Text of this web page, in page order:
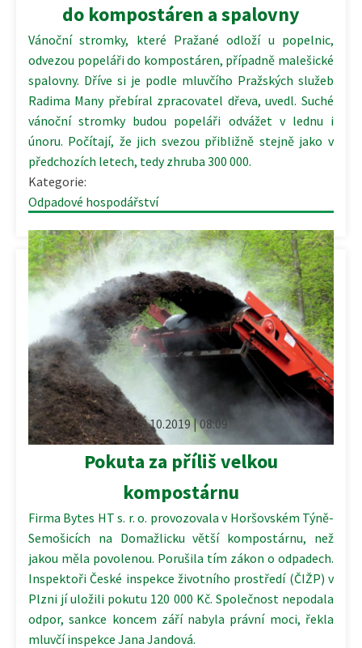
do kompostáren a spalovny
Vánoční stromky, které Pražané odloží u popelnic,
odvezou popeláři do kompostáren, případně malešické
spalovny. Dříve si je podle mluvčího Pražských služeb
Radima Many přebíral zpracovatel dřeva, uvedl. Suché
vánoční stromky budou popeláři odvážet v lednu i
únoru. Počítají, že jich svezou přibližně stejně jako v
předchozích letech, tedy zhruba 300 000.
Kategorie:
Odpadové hospodářství
10.10.2019 | 08:09
Pokuta za příliš velkou
kompostárnu
Firma Bytes HT s. r. o. provozovala v Horšovském Týně-
Semošicích na Domažlicku větší kompostárnu, než
jakou měla povolenou. Porušila tím zákon o odpadech.
Inspektoři České inspekce životního prostředí (ČIŽP) v
Plzni jí uložili pokutu 120 000 Kč. Společnost nepodala
odpor, sankce koncem září nabyla právní moci, řekla
mluvčí inspekce Jana Jandová.